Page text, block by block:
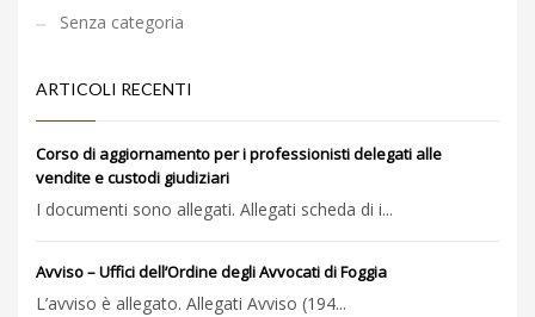
Senza categoria
ARTICOLI RECENTI
Corso di aggiornamento per i professionisti delegati alle
vendite e custodi giudiziari
I documenti sono allegati. Allegati scheda di i...
Avviso – Uffici dell’Ordine degli Avvocati di Foggia
L’avviso è allegato. Allegati Avviso (194...